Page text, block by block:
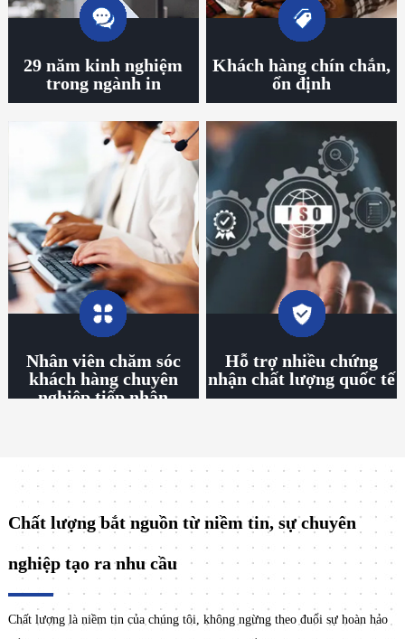
29 năm kinh nghiệm
trong ngành in
Khách hàng chín chắn,
ổn định
Nhân viên chăm sóc
khách hàng chuyên
nghiệp tiếp nhận
Hỗ trợ nhiều chứng
nhận chất lượng quốc tế
Chất lượng bắt nguồn từ niềm tin, sự chuyên
nghiệp tạo ra nhu cầu
Chất lượng là niềm tin của chúng tôi, không ngừng theo đuổi sự hoàn hảo